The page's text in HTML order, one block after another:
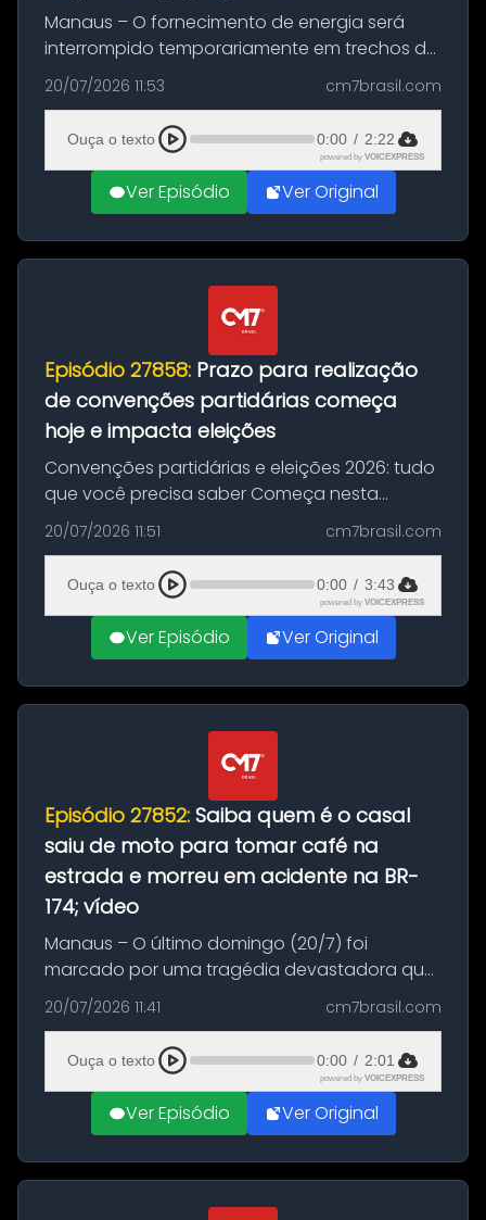
Manaus – O fornecimento de energia será
interrompido temporariamente em trechos de
sete bairros de Manaus nesta terça-feira (21).
A suspensão programada ocorrerá para a
execução de serviços de manuten...
20/07/2026 11:53 cm7brasil.com
Ouça o texto 0:00 / 2:22
powered by VOICEXPRESS
Ver Episódio Ver Original
Episódio 27858: Prazo para realização
de convenções partidárias começa
hoje e impacta eleições
Convenções partidárias e eleições 2026: tudo
que você precisa saber Começa nesta
segunda-feira e vai até 5 de agosto o prazo
para que partidos políticos e federações
partidárias realizem suas convençõ...
20/07/2026 11:51 cm7brasil.com
Ouça o texto 0:00 / 3:43
powered by VOICEXPRESS
Ver Episódio Ver Original
Episódio 27852: Saiba quem é o casal
saiu de moto para tomar café na
estrada e morreu em acidente na BR-
174; vídeo
Manaus – O último domingo (20/7) foi
marcado por uma tragédia devastadora que
resultou na morte precoce de dois jovens na
BR-174, na zona rural de Manaus. Um passeio
com destino a um típico café regio...
20/07/2026 11:41 cm7brasil.com
Ouça o texto 0:00 / 2:01
powered by VOICEXPRESS
Ver Episódio Ver Original